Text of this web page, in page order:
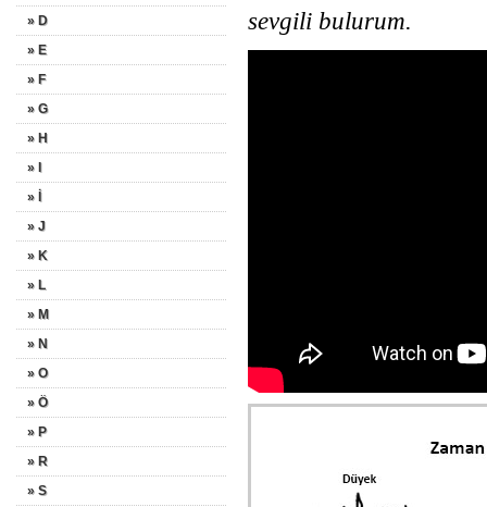
» D
» E
» F
» G
» H
» I
» İ
» J
» K
» L
» M
» N
» O
» Ö
» P
» R
» S
sevgili bulurum.